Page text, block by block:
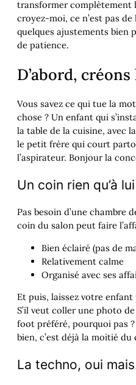
transformer complètement
croyez-moi, ce n’est pas
quelques ajustements bien
de patience.
D’abord, créons
Vous savez ce qui tue la
chose ? Un enfant qui
la table de la cuisine, avec
le petit frère qui court
l’aspirateur. Bonjour la
Un coin rien qu’à lui
Pas besoin d’une chambre
coin du salon peut faire
Bien éclairé (pas de
Relativement calme
Organisé avec ses
Et puis, laissez votre
S’il veut coller une photo
foot préféré, pourquoi pas
bien, c’est déjà la moitié
La techno, oui